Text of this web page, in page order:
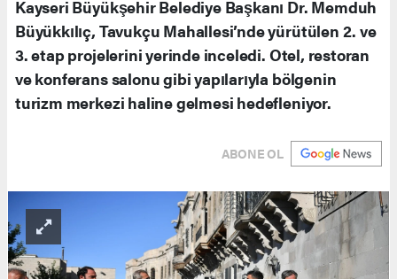
Kayseri Büyükşehir Belediye Başkanı Dr. Memduh
Büyükkılıç, Tavukçu Mahallesi’nde yürütülen 2. ve
3. etap projelerini yerinde inceledi. Otel, restoran
ve konferans salonu gibi yapılarıyla bölgenin
turizm merkezi haline gelmesi hedefleniyor.
ABONE OL